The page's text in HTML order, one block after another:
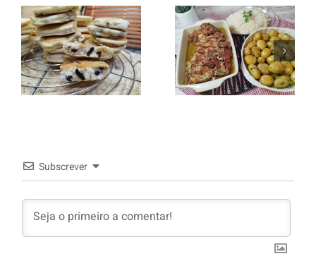
Panquecas
com Oreo
Entrecosto
italiano c/
batata a
murro e
Subscrever